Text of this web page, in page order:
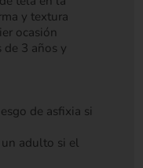
y textura
ocasión
de 3 años y
de asfixia si
adulto si el